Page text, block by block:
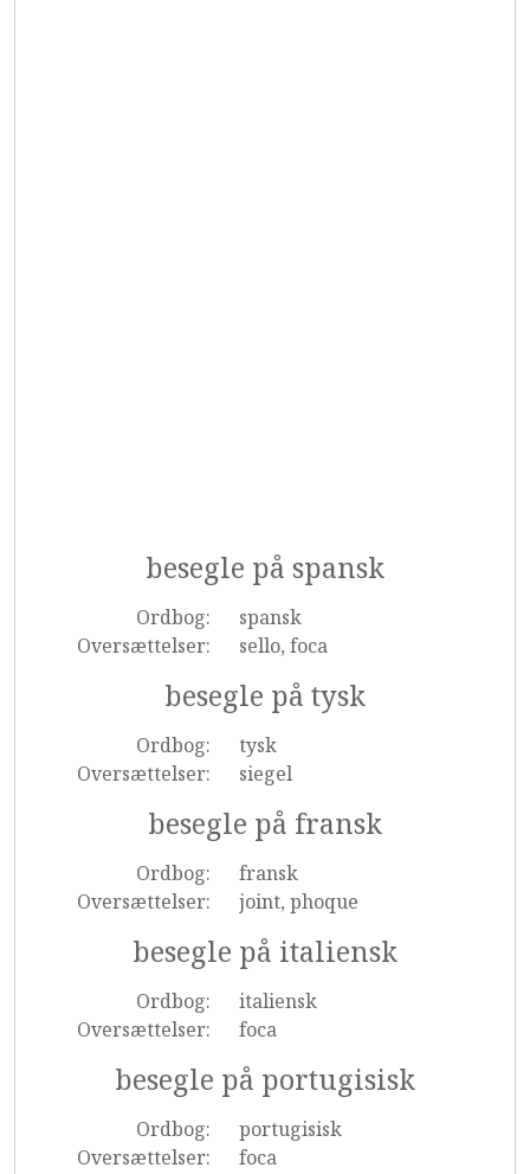
besegle på spansk
Ordbog:
spansk
Oversættelser:
sello, foca
besegle på tysk
Ordbog:
tysk
Oversættelser:
siegel
besegle på fransk
Ordbog:
fransk
Oversættelser:
joint, phoque
besegle på italiensk
Ordbog:
italiensk
Oversættelser:
foca
besegle på portugisisk
Ordbog:
portugisisk
Oversættelser:
foca